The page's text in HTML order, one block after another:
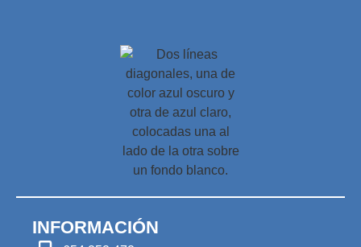
INFORMACIÓN